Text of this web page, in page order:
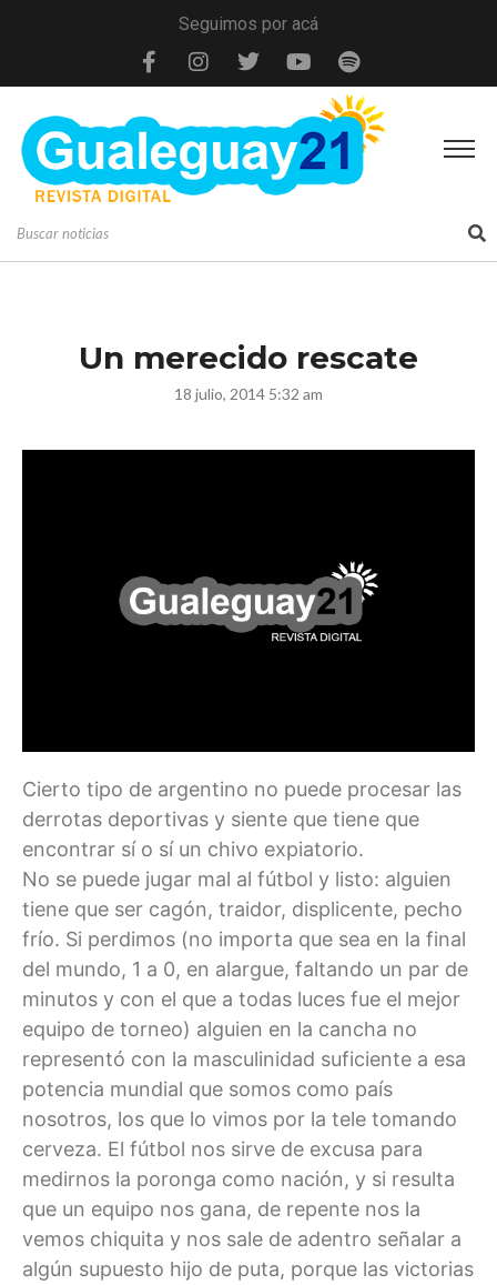
Seguimos por acá
Un merecido rescate
18 julio, 2014 5:32 am
Cierto tipo de argentino no puede procesar las
derrotas deportivas y siente que tiene que
encontrar sí o sí un chivo expiatorio.
No se puede jugar mal al fútbol y listo: alguien
tiene que ser cagón, traidor, displicente, pecho
frío. Si perdimos (no importa que sea en la final
del mundo, 1 a 0, en alargue, faltando un par de
minutos y con el que a todas luces fue el mejor
equipo de torneo) alguien en la cancha no
representó con la masculinidad suficiente a esa
potencia mundial que somos como país
nosotros, los que lo vimos por la tele tomando
cerveza. El fútbol nos sirve de excusa para
medirnos la poronga como nación, y si resulta
que un equipo nos gana, de repente nos la
vemos chiquita y nos sale de adentro señalar a
algún supuesto hijo de puta, porque las victorias